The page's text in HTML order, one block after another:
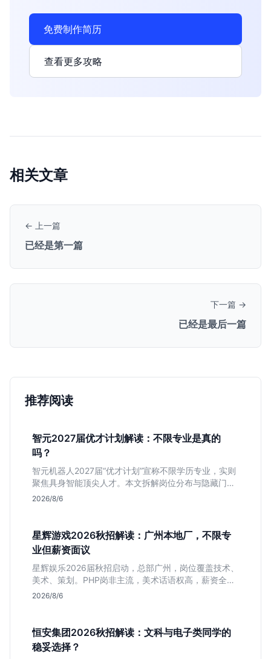
免费制作简历
查看更多攻略
相关文章
← 上一篇
已经是第一篇
下一篇 →
已经是最后一篇
推荐阅读
智元2027届优才计划解读：不限专业是真的
吗？
智元机器人2027届“优才计划”宣称不限学历专业，实则
聚焦具身智能顶尖人才。本文拆解岗位分布与隐藏门
槛，分析算法、仿真等核心方向，帮你判断是否值得投
2026/8/6
星辉游戏2026秋招解读：广州本地厂，不限专
业但薪资面议
星辉娱乐2026届秋招启动，总部广州，岗位覆盖技术、
美术、策划。PHP岗非主流，美术话语权高，薪资全面
面议。适合想接触项目全流程的应届生，追求大厂光环
2026/8/6
恒安集团2026秋招解读：文科与电子类同学的
稳妥选择？